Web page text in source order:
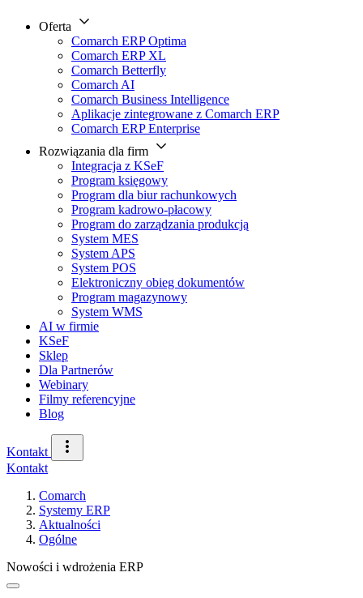
Oferta
Comarch ERP Optima
Comarch ERP XL
Comarch Betterfly
Comarch AI
Comarch Business Intelligence
Aplikacje zintegrowane z Comarch ERP
Comarch ERP Enterprise
Rozwiązania dla firm
Integracja z KSeF
Program księgowy
Program dla biur rachunkowych
Program kadrowo-płacowy
Program do zarządzania produkcją
System MES
System APS
System POS
Elektroniczny obieg dokumentów
Program magazynowy
System WMS
AI w firmie
KSeF
Sklep
Dla Partnerów
Webinary
Filmy referencyjne
Blog
Kontakt
Kontakt
Comarch
Systemy ERP
Aktualności
Ogólne
Nowości i wdrożenia ERP